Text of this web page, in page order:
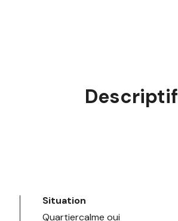
Descriptif
Situation
Quartiercalme oui